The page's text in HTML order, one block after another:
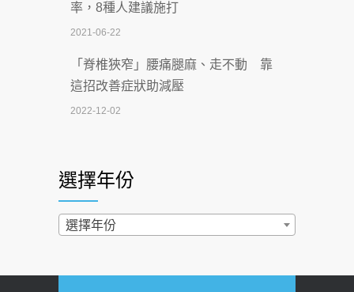
2026-07-02
2026-07-02
4連霸議員黃秋澤癌逝！食道癌為何奪命
西園醫院55周年 7／10捐血公益活動 邀
民眾熱血響應
2026-06-30
率，8種人建議施打
2021-06-22
「脊椎狹窄」腰痛腿麻、走不動 靠
這招改善症狀助減壓
2022-12-02
2022-02-17
過量維生素D和鈣恐罹癌? 醫師釋
選擇年份
選擇年份